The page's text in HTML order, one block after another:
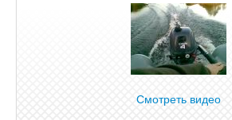
Смотреть видео